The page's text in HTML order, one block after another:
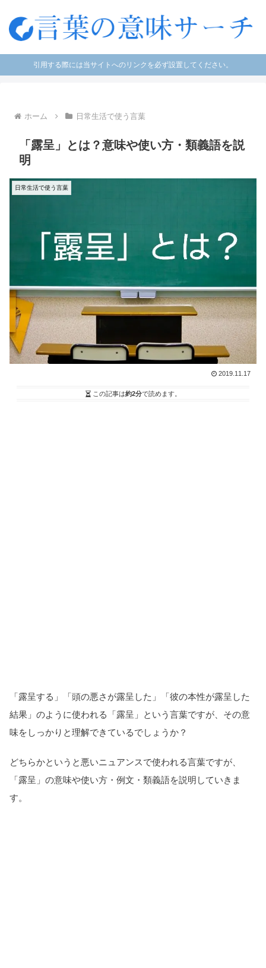
引用する際には当サイトへのリンクを必ず設置してください。
ホーム 日常生活で使う言葉
「露呈」とは？意味や使い方・類義語を説
明
日常生活で使う言葉
2019.11.17
この記事は約2分で読めます。
「露呈する」「頭の悪さが露呈した」「彼の本性が露呈した
結果」のように使われる「露呈」という言葉ですが、その意
味をしっかりと理解できているでしょうか？
どちらかというと悪いニュアンスで使われる言葉ですが、
「露呈」の意味や使い方・例文・類義語を説明していきま
す。